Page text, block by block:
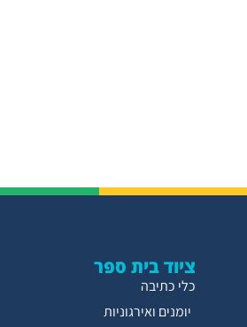
ציוד בית ספר
כלי כתיבה
יומנים ואירגוניות